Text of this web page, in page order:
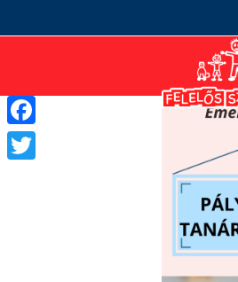
Facebook